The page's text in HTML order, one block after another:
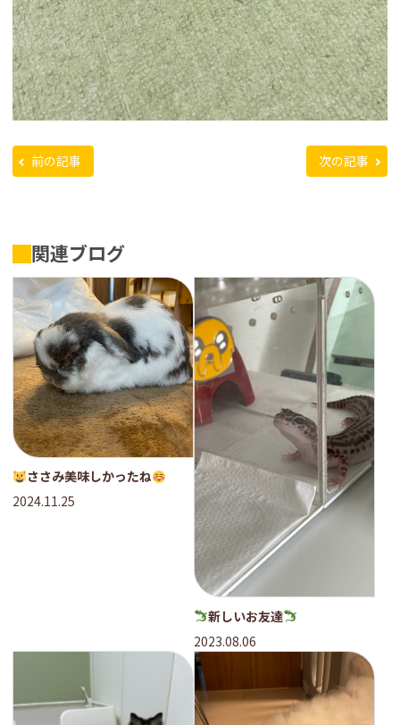
前の記事 次の記事
関連ブログ
ささみ美味しかったね
2024.11.25
新しいお友達
2023.08.06